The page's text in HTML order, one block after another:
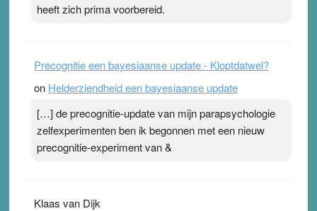
heeft zich prima voorbereid.
Precognitie een bayesiaanse update - Kloptdatwel?
on Helderziendheid een bayesiaanse update
[…] de precognitie-update van mijn parapsychologie
zelfexperimenten ben ik begonnen met een nieuw
precognitie-experiment van &
Klaas van Dijk